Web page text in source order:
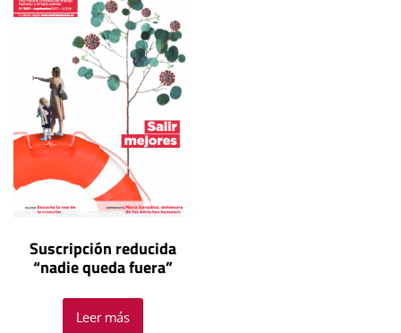
Suscripción reducida
“nadie queda fuera”
Leer más